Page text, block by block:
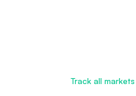
Track all